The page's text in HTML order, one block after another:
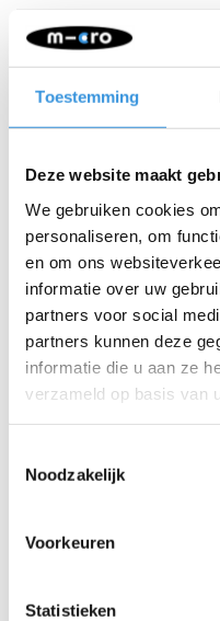
Toestemming
Deze website maakt
We gebruiken cookies
personaliseren, om
en om ons
informatie over uw
partners voor social
partners kunnen deze
informatie die u aan ze
verzameld op basis van
Noodzakelijk
Voorkeuren
Statistieken
Iets extra's erbij?